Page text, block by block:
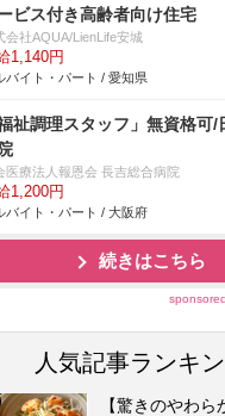
ビス付き高齢者向け住宅
会社AQUA/LienLife安城
1,140円
バイト・パート / 愛知県
福祉調理スタッフ」無資格可/
医療法人報恩会 長吉総合病院
1,200円
バイト・パート / 大阪府
続きはこちら
人気記事ランキ
【驚きのやわ